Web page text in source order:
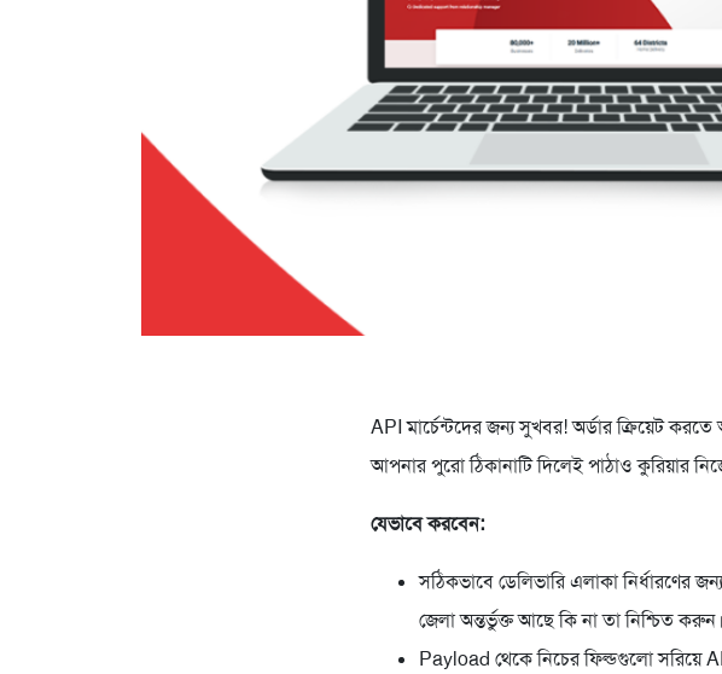
API মার্চেন্টদের জন্য সুখবর! অর্ডার ক্রিয়েট
আপনার পুরো ঠিকানাটি দিলেই পাঠাও কুরিয়ার
যেভাবে করবেন:
সঠিকভাবে ডেলিভারি এলাকা নির্ধারণের
জেলা অন্তর্ভুক্ত আছে কি না তা নিশ্চিত করুন।
Payload থেকে নিচের ফিল্ডগুলো